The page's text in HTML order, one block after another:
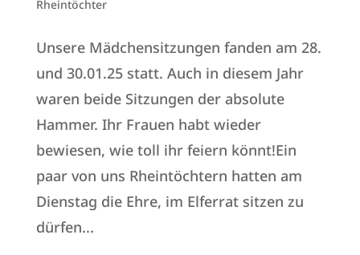
Rheintöchter
Unsere Mädchensitzungen fanden am 28.
und 30.01.25 statt. Auch in diesem Jahr
waren beide Sitzungen der absolute
Hammer. Ihr Frauen habt wieder
bewiesen, wie toll ihr feiern könnt!Ein
paar von uns Rheintöchtern hatten am
Dienstag die Ehre, im Elferrat sitzen zu
dürfen...